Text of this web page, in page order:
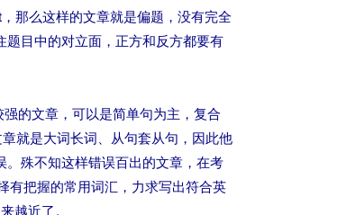
那么这样的文章就是偏题，没有完全
目中的对立面，正方和反方都要有
的文章，可以是简单句为主，复合
就是大词长词、从句套从句，因此他
殊不知这样错误百出的文章，在考
有把握的常用词汇，力求写出符合英
越近了。